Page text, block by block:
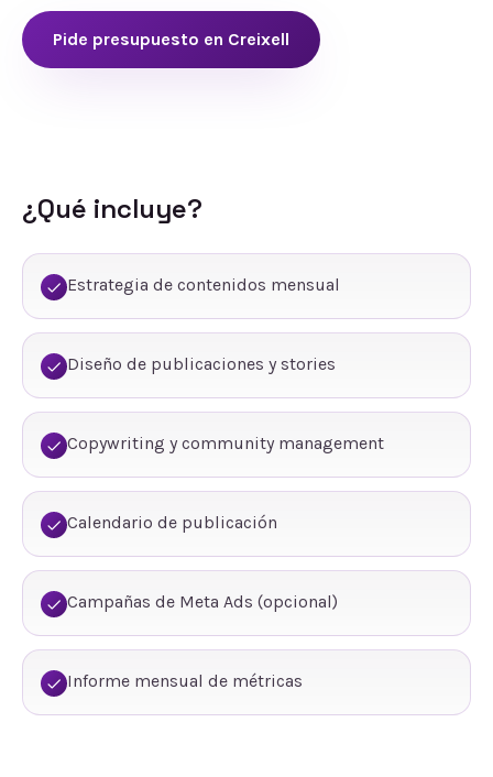
Pide presupuesto en Creixell
¿Qué incluye?
Estrategia de contenidos mensual
Diseño de publicaciones y stories
Copywriting y community management
Calendario de publicación
Campañas de Meta Ads (opcional)
Informe mensual de métricas